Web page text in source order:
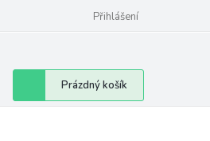
Přihlášení
Nákupní
košík
Prázdný košík